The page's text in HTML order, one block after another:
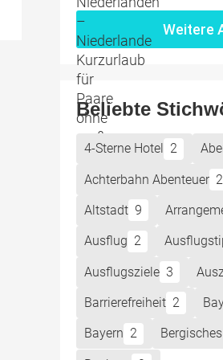
Weitere
Beliebte
4-Sterne Hotel 2
Achterbahn Abenteuer 2
Altstadt 9
Ausflug 2
Ausflugsziele 3
Barrierefreiheit 2
Bayern 2